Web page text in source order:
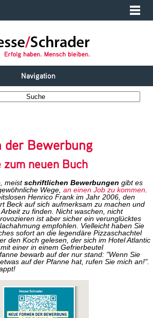
Navigation
der Bewerbung
neuen Buch
meistschriftlichen Bewerbungen gibt es
Wege,an einen Job zu kommen.
Henrico Frank im Jahr 2006, den
Beck auf sich aufmerksam zu machen und
zu finden. Nicht waschen, nicht
ist aber sicher ein verunglücktes
empfohlen. Vielleicht haben Sie
sofort an die legendäre Pizzaschachtel
den Koch gelesen, der sich im Hotel Atlantic
einer in einem Gefrierbeutel
bewarb auf der nur stand: "Wenn Sie
auf der Pfanne hat, rufen Sie mich an!".